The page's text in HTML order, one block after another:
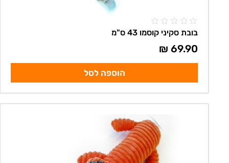
בובת סקיני קוסמו 43 ס"מ
69.90
₪
הוספה לסל